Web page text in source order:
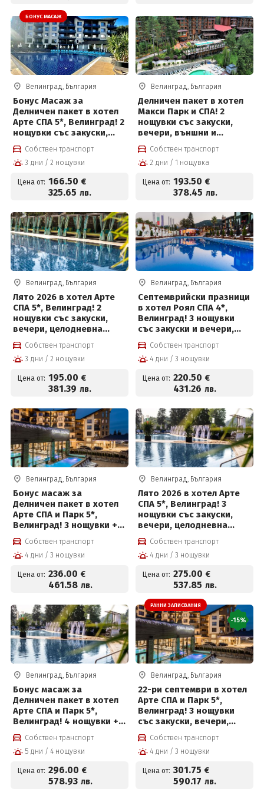
БОНУС МАСАЖ
Велинград, България
Бонус Масаж за
Делничен пакет в хотел
Арте СПА 5*, Велинград! 2
нощувки със закуски,
вечери, масаж,
вътрешен и външен
басейн с минерална вода
за деца до 12 г
Собствен транспорт
3 дни / 2 нощувки
Цена от: 166.50 €
325.65 лв.
Велинград, България
Делничен пакет в хотел
Макси Парк и СПА! 2
нощувки със закуски,
вечери, външни и
вътрешни басейни с
минерална вода,
джакузи, топила и
деца до 12г на цени от
193.50 евро на човек
Собствен транспорт
2 дни / 1 нощувка
Цена от: 193.50 €
378.45 лв.
Велинград, България
Лято 2026 в хотел Арте
СПА 5*, Велинград! 2
нощувки със закуски,
вечери, целодневна
детска анимация,
вътрешен и външен
басейн с минерална вода
за деца до 12 г
Собствен транспорт
3 дни / 2 нощувки
Цена от: 195.00 €
381.39 лв.
Велинград, България
Септемврийски празници
в хотел Роял СПА 4*,
Велинград! 3 нощувки
със закуски и вечери,
детска анимация и СПА
център на цени от 220.50
евро на човек
Собствен транспорт
4 дни / 3 нощувки
Цена от: 220.50 €
431.26 лв.
Велинград, България
Бонус масаж за
Делничен пакет в хотел
Арте СПА и Парк 5*,
Велинград! 3 нощувки +
закуски, вечери,
частичен масаж,
вътрешен басейн с
пакет и Безплатно за
деца до 12 г
Собствен транспорт
4 дни / 3 нощувки
Цена от: 236.00 €
461.58 лв.
Велинград, България
Лято 2026 в хотел Арте
СПА 5*, Велинград! 3
нощувки със закуски,
вечери, целодневна
детска анимация,
вътрешен и външен
басейн с минерална вода
за деца до 12 г
Собствен транспорт
4 дни / 3 нощувки
Цена от: 275.00 €
537.85 лв.
Велинград, България
Бонус масаж за
Делничен пакет в хотел
Арте СПА и Парк 5*,
Велинград! 4 нощувки +
закуски, вечери,
частичен масаж,
вътрешен и външен
и СПА пакет и Безплатно
за деца до 12 г
Собствен транспорт
5 дни / 4 нощувки
Цена от: 296.00 €
578.93 лв.
РАННИ ЗАПИСВАНИЯ
-15%
Велинград, България
22-ри септември в хотел
Арте СПА и Парк 5*,
Велинград! 3 нощувки
със закуски, вечери,
празнична програма,СПА
пакет и Безплатно за
деца до 12г на цени от
Собствен транспорт
4 дни / 3 нощувки
Цена от: 301.75 €
590.17 лв.